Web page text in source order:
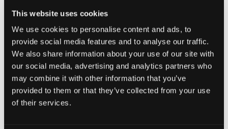
This website uses cookies
We use cookies to personalise content and ads, to
provide social media features and to analyse our traffic.
We also share information about your use of our site with
our social media, advertising and analytics partners who
may combine it with other information that you’ve
provided to them or that they’ve collected from your use
of their services.
Taille perçue
Petit Parfait
CHOISIR LA TAILLE
Livraison gratuite à partir de 69 €